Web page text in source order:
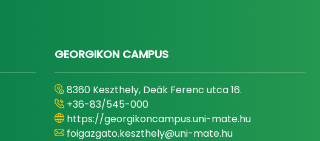
GEORGIKON CAMPUS
8360 Keszthely, Deák Ferenc utca 16.
+36-83/545-000
https://georgikoncampus.uni-mate.hu
foigazgato.keszthely@uni-mate.hu